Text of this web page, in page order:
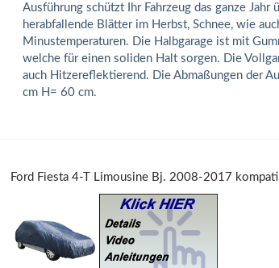
Ausführung schützt Ihr Fahrzeug das ganze Jahr
herabfallende Blätter im Herbst, Schnee, wie
Minustemperaturen. Die Halbgarage ist mit
welche für einen soliden Halt sorgen. Die
auch Hitzereflektierend. Die Abmaßungen der
cm H= 60 cm.
Ford Fiesta 4-T Limousine Bj. 2008-2017